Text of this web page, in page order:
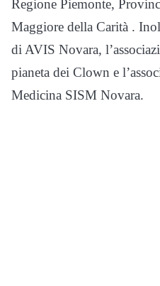
Regione Piemonte,
Maggiore della Carità .
di AVIS Novara,
pianeta dei Clown e
Medicina SISM Novara.